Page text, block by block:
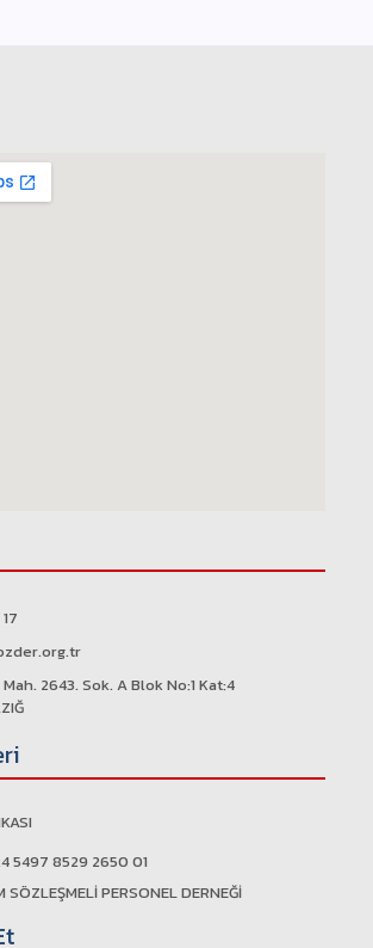
2643. Sok. A Blok No:1 Kat:4
5497 8529 2650 01
SÖZLEŞMELİ PERSONEL DERNEĞİ